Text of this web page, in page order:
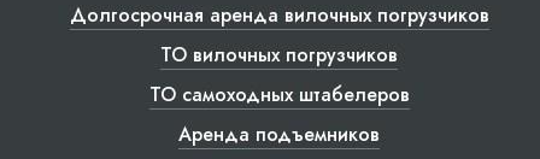
Долгосрочная аренда вилочных погрузчиков
ТО вилочных погрузчиков
ТО самоходных штабелеров
Аренда подъемников